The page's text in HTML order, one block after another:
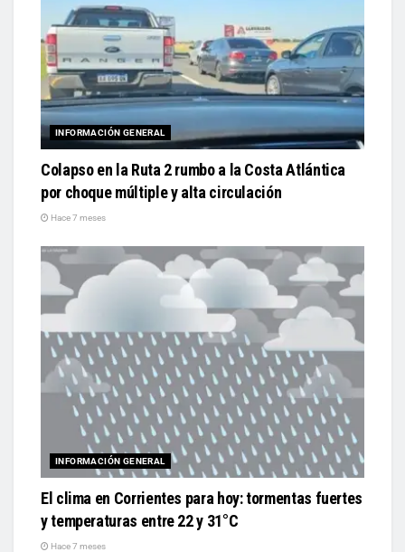
INFORMACIÓN GENERAL
Colapso en la Ruta 2 rumbo a la Costa Atlántica
por choque múltiple y alta circulación
Hace 7 meses
INFORMACIÓN GENERAL
El clima en Corrientes para hoy: tormentas fuertes
y temperaturas entre 22 y 31°C
Hace 7 meses